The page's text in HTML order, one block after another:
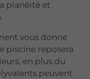
planéité et
vous donne
piscine reposera
en plus du
peuvent